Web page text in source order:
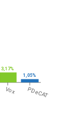
Vox PDeCAT
3,17%
1,05%